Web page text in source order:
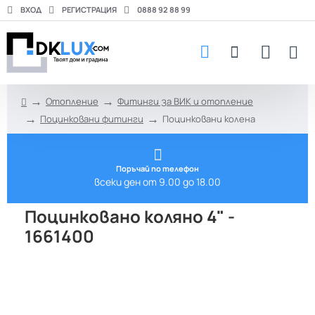
ВХОД РЕГИСТРАЦИЯ 0888 92 88 99
Отопление
Фитинги за ВИК и отопление
Поцинковани фитинги
Поцинковани колена
Поръчай по телефон
всеки ден от 9.00 до 18.00
Поцинковано коляно 4" -
1661400